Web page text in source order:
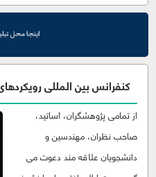
کنفرانس بین المللی
از تمامی پژوهشگران، اساتید،
صاحب نظران، مهندسین و
دانشجویان علاقه مند دعوت می